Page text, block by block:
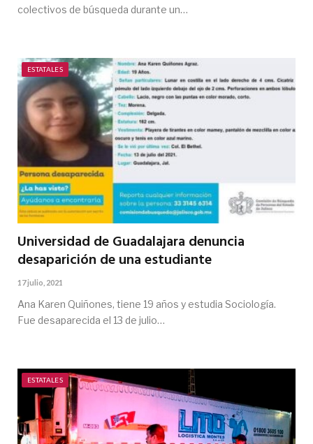
colectivos de búsqueda durante un…
ESTATALES
Universidad de Guadalajara denuncia
desaparición de una estudiante
17 julio, 2021
Ana Karen Quiñones, tiene 19 años y estudia Sociología.
Fue desaparecida el 13 de julio…
ESTATALES